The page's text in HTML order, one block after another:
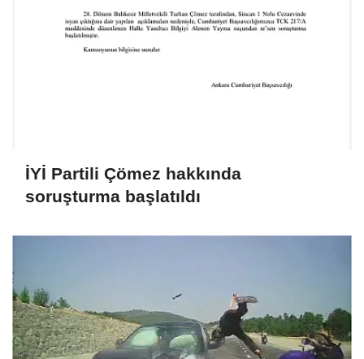
İYİ Partili Çömez hakkında
soruşturma başlatıldı